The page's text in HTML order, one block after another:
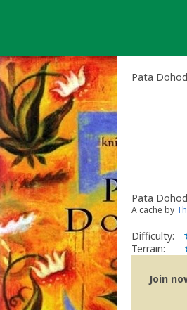
Pata
Pata
A cache by
Difficulty:
Terrain:
Join